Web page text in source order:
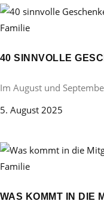
Familie
40 SINNVOLLE
Im August und
5. August 2025
Familie
WAS KOMMT IN DIE